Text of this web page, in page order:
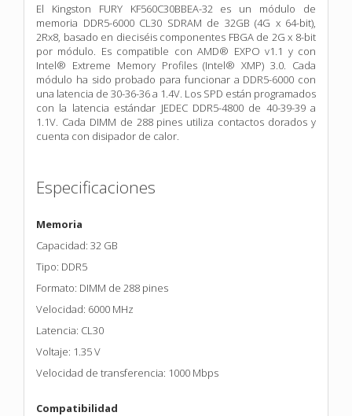
El Kingston FURY KF560C30BBEA-32 es un módulo de
memoria DDR5-6000 CL30 SDRAM de 32GB (4G x 64-bit),
2Rx8, basado en dieciséis componentes FBGA de 2G x 8-bit
por módulo. Es compatible con AMD® EXPO v1.1 y con
Intel® Extreme Memory Profiles (Intel® XMP) 3.0. Cada
módulo ha sido probado para funcionar a DDR5-6000 con
una latencia de 30-36-36 a 1.4V. Los SPD están programados
con la latencia estándar JEDEC DDR5-4800 de 40-39-39 a
1.1V. Cada DIMM de 288 pines utiliza contactos dorados y
cuenta con disipador de calor.
Especificaciones
Memoria
Capacidad: 32 GB
Tipo: DDR5
Formato: DIMM de 288 pines
Velocidad: 6000 MHz
Latencia: CL30
Voltaje: 1.35 V
Velocidad de transferencia: 1000 Mbps
Compatibilidad